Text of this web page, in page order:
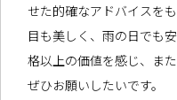
せた的確なアドバイスを
目も美しく、雨の日でも
格以上の価値を感じ、ま
ぜひお願いしたいです。